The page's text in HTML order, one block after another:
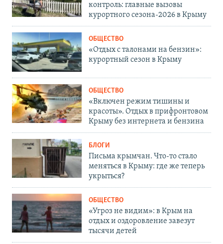
контроль: главные вызовы
курортного сезона-2026 в Крыму
ОБЩЕСТВО
«Отдых с талонами на бензин»:
курортный сезон в Крыму
ОБЩЕСТВО
«Включен режим тишины и
красоты». Отдых в прифронтовом
Крыму без интернета и бензина
БЛОГИ
Письма крымчан. Что-то стало
меняться в Крыму: где же теперь
укрыться?
ОБЩЕСТВО
«Угроз не видим»: в Крым на
отдых и оздоровление завезут
тысячи детей